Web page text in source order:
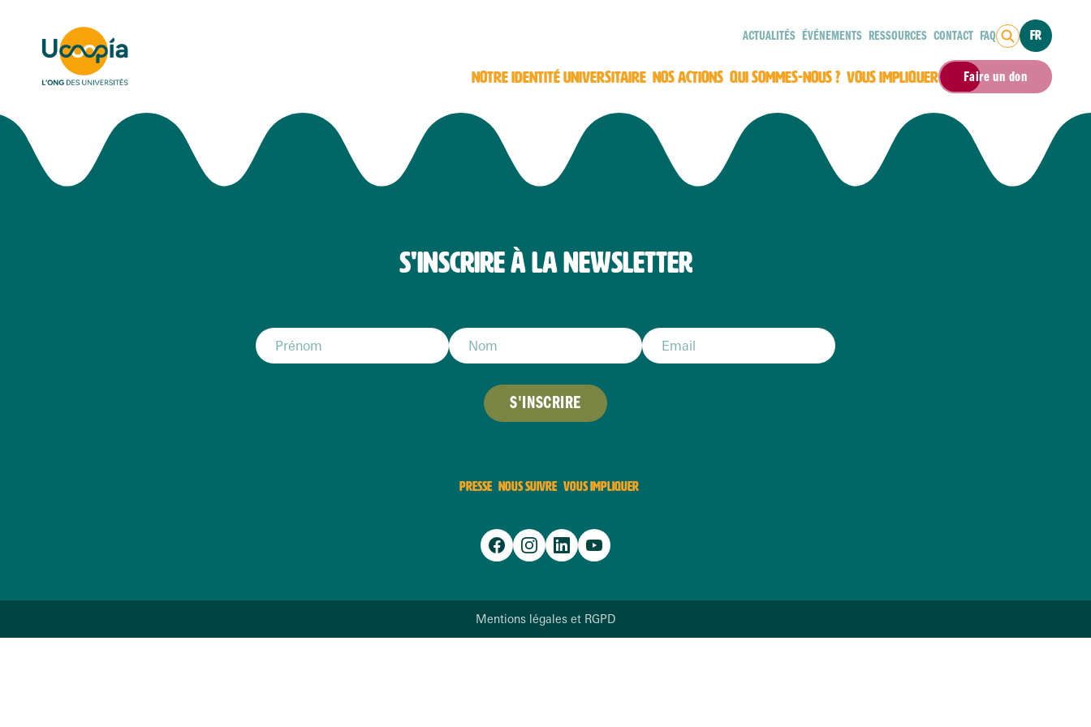
ACTUALITÉS ÉVÉNEMENTS RESSOURCES CONTACT FAQ FR
NOTRE IDENTITÉ UNIVERSITAIRE NOS ACTIONS QUI SOMMES-NOUS ? VOUS IMPLIQUER Faire un don
S'INSCRIRE À LA NEWSLETTER
S'INSCRIRE
PRESSE NOUS SUIVRE VOUS IMPLIQUER
Mentions légales et RGPD